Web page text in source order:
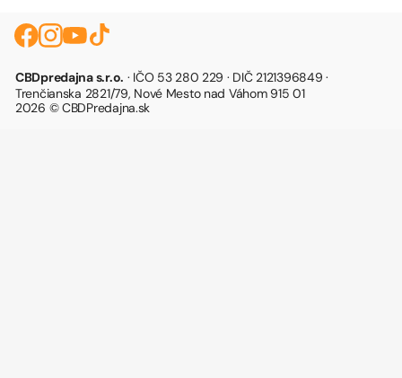
CBDpredajna s.r.o. · IČO 53 280 229 · DIČ 2121396849 ·
Trenčianska 2821/79, Nové Mesto nad Váhom 915 01
2026 © CBDPredajna.sk